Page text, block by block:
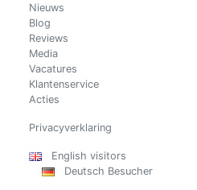
Nieuws
Blog
Reviews
Media
Vacatures
Klantenservice
Acties
Privacyverklaring
English visitors
Deutsch Besucher